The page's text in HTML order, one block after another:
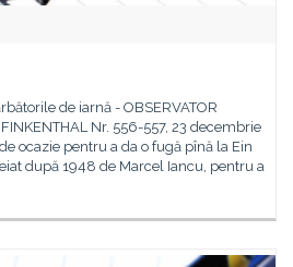
de iarnă - OBSERVATOR
Nr. 556-557, 23 decembrie
ocazie pentru a da o fugă pînă la Ein
după 1948 de Marcel Iancu, pentru a